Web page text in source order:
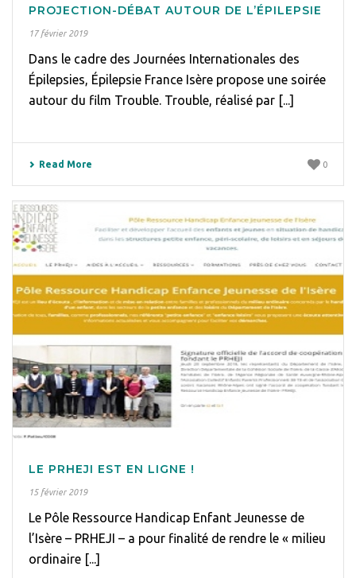
PROJECTION-DÉBAT AUTOUR DE L’ÉPILEPSIE
17 février 2019
Dans le cadre des Journées Internationales des
Épilepsies, Épilepsie France Isère propose une soirée
autour du film Trouble. Trouble, réalisé par [...]
Read More 0
LE PRHEJI EST EN LIGNE !
15 février 2019
Le Pôle Ressource Handicap Enfant Jeunesse de
l’Isère – PRHEJI – a pour finalité de rendre le « milieu
ordinaire [...]